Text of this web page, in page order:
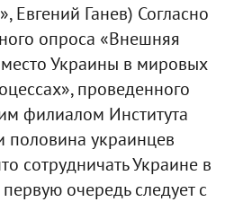
Евгений Ганев) Согласно
опроса «Внешняя
Украины в мировых
проведенного
филиалом Института
половина украинцев
сотрудничать Украине в
очередь следует с